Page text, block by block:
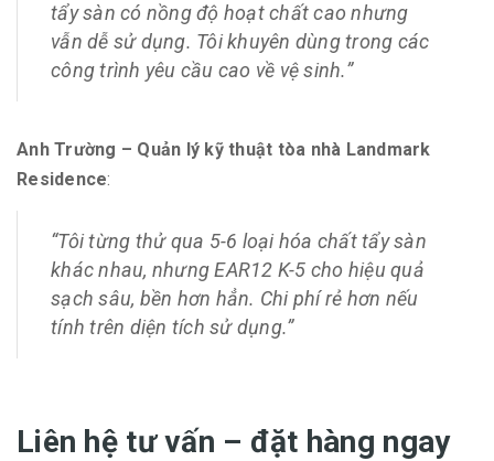
tẩy sàn có nồng độ hoạt chất cao nhưng
vẫn dễ sử dụng. Tôi khuyên dùng trong các
công trình yêu cầu cao về vệ sinh.”
Anh Trường – Quản lý kỹ thuật tòa nhà Landmark
Residence:
“Tôi từng thử qua 5-6 loại hóa chất tẩy sàn
khác nhau, nhưng EAR12 K-5 cho hiệu quả
sạch sâu, bền hơn hẳn. Chi phí rẻ hơn nếu
tính trên diện tích sử dụng.”
Liên hệ tư vấn – đặt hàng ngay